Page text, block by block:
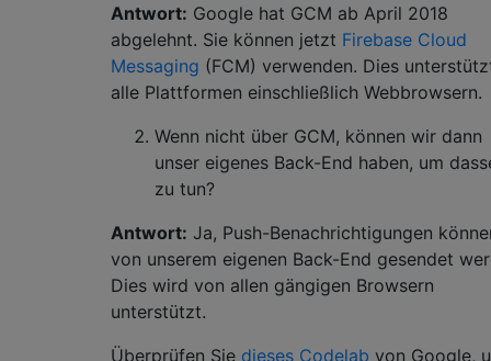
Antwort: Google hat GCM ab April 2018
abgelehnt. Sie können jetzt Firebase Cloud
Messaging (FCM) verwenden. Dies
alle Plattformen einschließlich Webbrowsern.
Wenn nicht über GCM, können wir dann
unser eigenes Back-End haben, um
zu tun?
Antwort: Ja, Push-Benachrichtigungen
von unserem eigenen Back-End gesendet
Dies wird von allen gängigen Browsern
unterstützt.
Überprüfen Sie dieses Codelab von Google,